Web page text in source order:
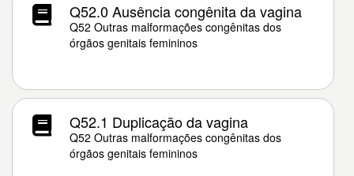
Q52.0 Ausência congênita da vagina
Q52 Outras malformações congênitas dos
órgãos genitais femininos
Q52.1 Duplicação da vagina
Q52 Outras malformações congênitas dos
órgãos genitais femininos